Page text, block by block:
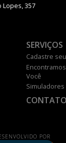
Lopes, 357
SERVIÇOS
Cadastre
Você
Simuladores
CONTATO
POR